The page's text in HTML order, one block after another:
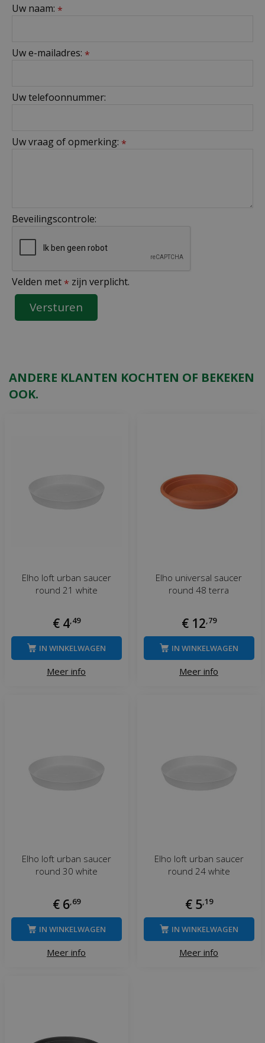
Uw naam: *
Uw e-mailadres: *
Uw telefoonnummer:
Uw vraag of opmerking: *
Beveilingscontrole:
Velden met * zijn verplicht.
ANDERE KLANTEN KOCHTEN OF BEKEKEN
OOK.
Elho loft urban saucer
round 21 white
€ 4 49
Meer info
IN WINKELWAGEN
Elho universal saucer
round 48 terra
€ 12 79
Meer info
IN WINKELWAGEN
Elho loft urban saucer
round 30 white
€ 6 69
Meer info
IN WINKELWAGEN
Elho loft urban saucer
round 24 white
€ 5 19
Meer info
IN WINKELWAGEN